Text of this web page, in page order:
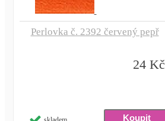
Perlovka č. 2392 červený pepř
24 Kč